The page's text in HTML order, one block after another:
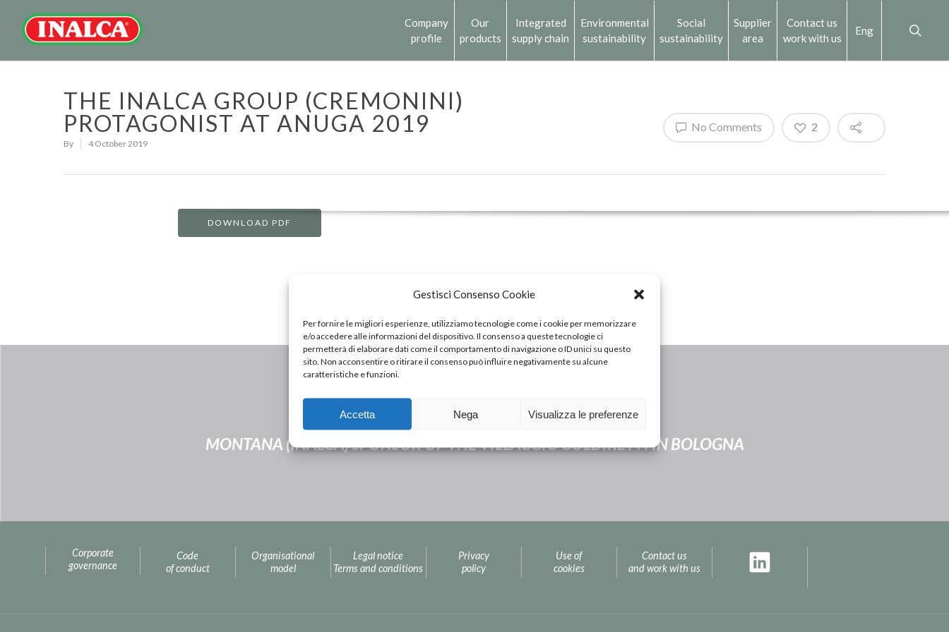
Gestisci Consenso Cookie
Per fornire le migliori esperienze, utilizziamo tecnologie come i cookie per memorizzare
e/o accedere alle informazioni del dispositivo. Il consenso a queste tecnologie ci
permetterà di elaborare dati come il comportamento di navigazione o ID unici su questo
sito. Non acconsentire o ritirare il consenso può influire negativamente su alcune
caratteristiche e funzioni.
Accetta Nega Visualizza le preferenze
Company
profile
Our
products
Integrated
supply chain
Environmental
sustainability
Social
sustainability
Supplier
area
Contact us
work with us
Eng
THE INALCA GROUP (CREMONINI)
PROTAGONIST AT ANUGA 2019
By 4 October 2019
No Comments 2
DOWNLOAD PDF
Next Post
MONTANA (INALCA) SPONSOR OF THE VILLAGGIO COLDIRETTI IN BOLOGNA
Corporate
governance
Code
of conduct
Organisational
model
Legal notice
Terms and conditions
Privacy
policy
Use of
cookies
Contact us
and work with us